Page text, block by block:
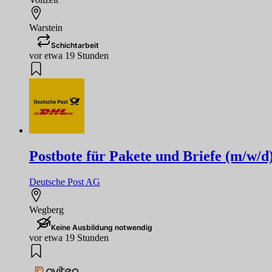
Warstein
Schichtarbeit
vor etwa 19 Stunden
Postbote für Pakete und Briefe (m/w/
Deutsche Post AG
Wegberg
Keine Ausbildung notwendig
vor etwa 19 Stunden